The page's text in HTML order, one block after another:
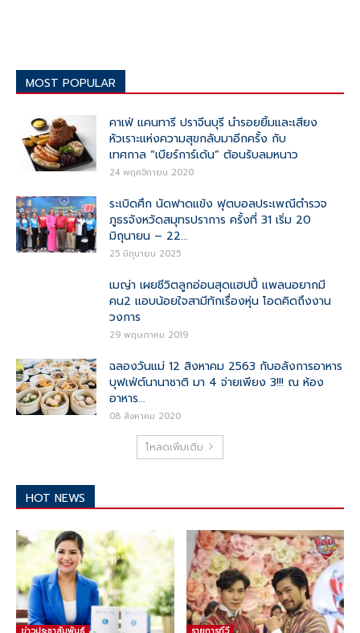
MOST POPULAR
คาเฟ่ แคนทารี ปราจีนบุรี นำรอยยิ้มและเสียง
หัวเราะแห่งความสุขกลับมาอีกครั้ง กับ
เทศกาล “เบียร์การ์เด้น” ต้อนรับลมหนาว
24 พฤศจิกายน 2020
ระเบิดศึก นัดฟาดแข้ง ฟุตบอลประเพณีตำรวจ
ภูธรจังหวัดสมุทรปราการ ครั้งที่ 31 เริ่ม 20
มิถุนายน – 22...
25 มิถุนายน 2025
เมญ่า เผยชีวิตลูกอ่อนสุดแฮปปี้ แพลนอยากมี
คน2 แอบน้อยใจสามีทักเรื่องหุ่น โอดคิดถึงงาน
วงการ
29 พฤษภาคม 2019
ฉลองวันแม่ 12 สิงหาคม 2563 กับอลังการอาหาร
บุฟเฟ่ต์นานาชาติ มา 4 จ่ายเพียง 3!!! ณ ห้อง
อาหาร...
08 สิงหาคม 2020
โหลดเพิ่มเติม
HOT NEWS